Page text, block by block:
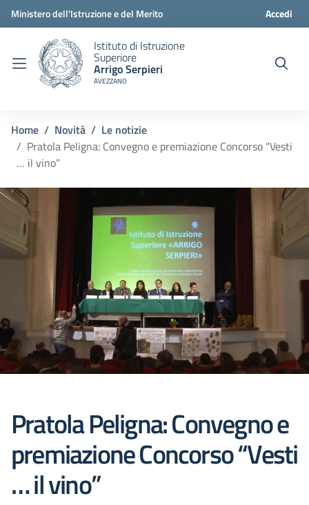
Ministero dell'Istruzione e del Merito Accedi
Istituto di Istruzione
Superiore
Arrigo Serpieri
AVEZZANO
Home Novità
Le notizie
Pratola Peligna: Convegno e premiazione Concorso “Vesti
… il vino”
Pratola Peligna: Convegno e
premiazione Concorso “Vesti
… il vino”